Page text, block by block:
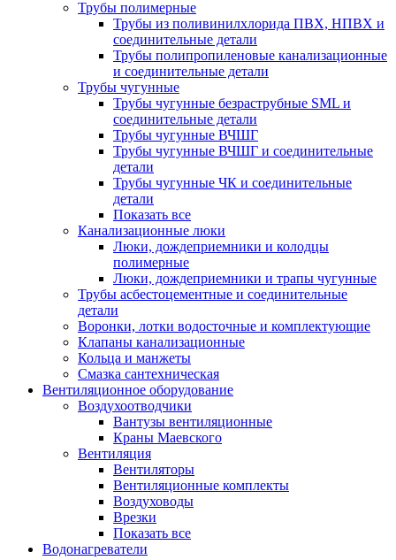
Трубы полимерные
Трубы из поливинилхлорида ПВХ, НПВХ и
соединительные детали
Трубы полипропиленовые канализационные
и соединительные детали
Трубы чугунные
Трубы чугунные безраструбные SML и
соединительные детали
Трубы чугунные ВЧШГ
Трубы чугунные ВЧШГ и соединительные
детали
Трубы чугунные ЧК и соединительные
детали
Показать все
Канализационные люки
Люки, дождеприемники и колодцы
полимерные
Люки, дождеприемники и трапы чугунные
Трубы асбестоцементные и соединительные
детали
Воронки, лотки водосточные и комплектующие
Клапаны канализационные
Кольца и манжеты
Смазка сантехническая
Вентиляционное оборудование
Воздухоотводчики
Вантузы вентиляционные
Краны Маевского
Вентиляция
Вентиляторы
Вентиляционные комплекты
Воздуховоды
Врезки
Показать все
Водонагреватели